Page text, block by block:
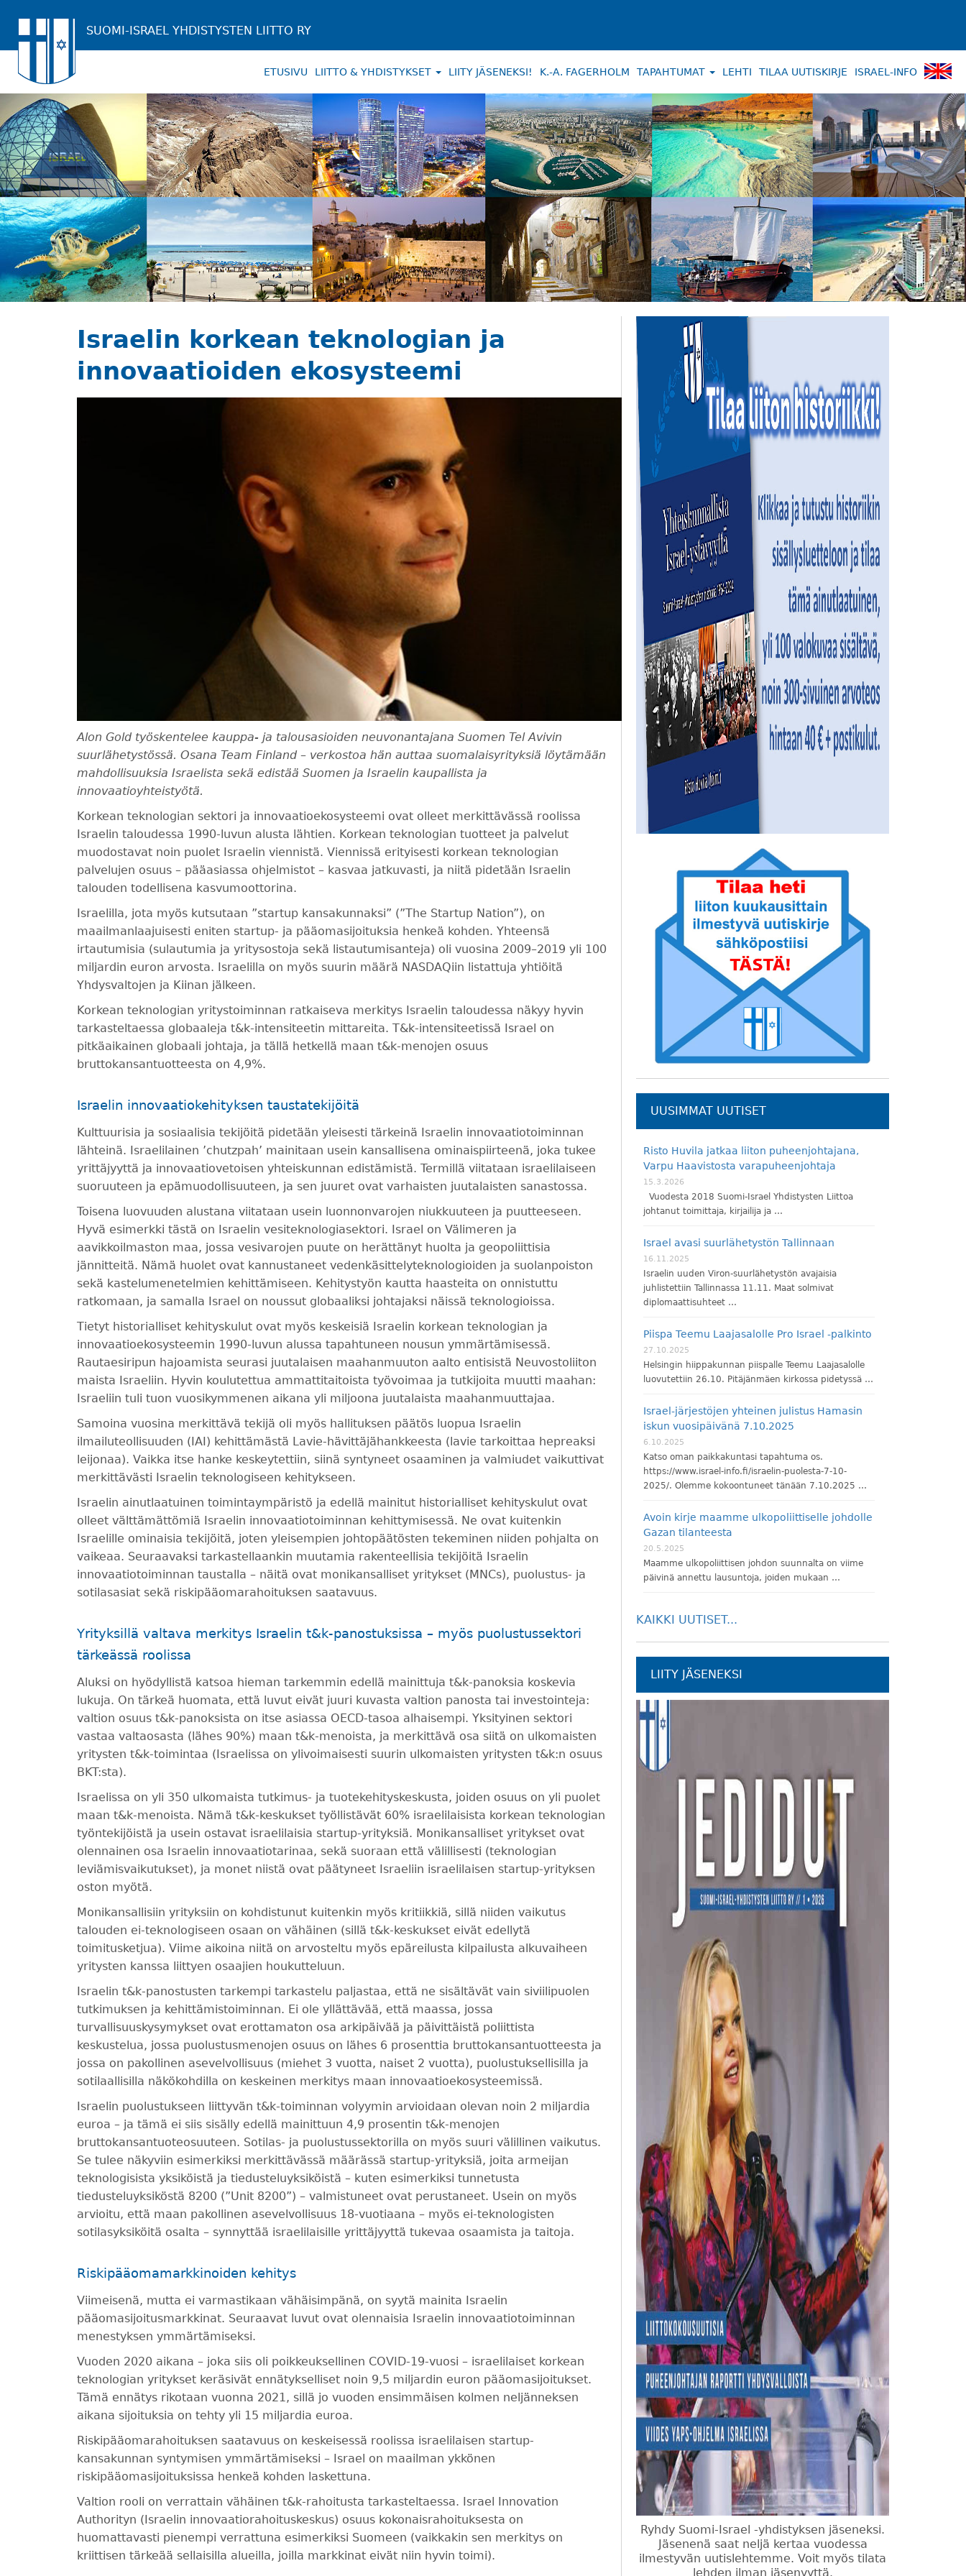
SUOMI-ISRAEL YHDISTYSTEN LIITTO RY
ETUSIVU LIITTO & YHDISTYKSET LIITY JÄSENEKSI! K.-A. FAGERHOLM TAPAHTUMAT LEHTI TILAA UUTISKIRJE ISRAEL-INFO
Israelin korkean teknologian ja
innovaatioiden ekosysteemi
Alon Gold työskentelee kauppa- ja talousasioiden neuvonantajana Suomen Tel Avivin
suurlähetystössä. Osana Team Finland – verkostoa hän auttaa suomalaisyrityksiä löytämään
mahdollisuuksia Israelista sekä edistää Suomen ja Israelin kaupallista ja
innovaatioyhteistyötä.
Korkean teknologian sektori ja innovaatioekosysteemi ovat olleet merkittävässä roolissa
Israelin taloudessa 1990-luvun alusta lähtien. Korkean teknologian tuotteet ja palvelut
muodostavat noin puolet Israelin viennistä. Viennissä erityisesti korkean teknologian
palvelujen osuus – pääasiassa ohjelmistot – kasvaa jatkuvasti, ja niitä pidetään Israelin
talouden todellisena kasvumoottorina.
Israelilla, jota myös kutsutaan ”startup kansakunnaksi” (”The Startup Nation”), on
maailmanlaajuisesti eniten startup- ja pääomasijoituksia henkeä kohden. Yhteensä
irtautumisia (sulautumia ja yritysostoja sekä listautumisanteja) oli vuosina 2009–2019 yli 100
miljardin euron arvosta. Israelilla on myös suurin määrä NASDAQiin listattuja yhtiöitä
Yhdysvaltojen ja Kiinan jälkeen.
Korkean teknologian yritystoiminnan ratkaiseva merkitys Israelin taloudessa näkyy hyvin
tarkasteltaessa globaaleja t&k-intensiteetin mittareita. T&k-intensiteetissä Israel on
pitkäaikainen globaali johtaja, ja tällä hetkellä maan t&k-menojen osuus
bruttokansantuotteesta on 4,9%.
Israelin innovaatiokehityksen taustatekijöitä
Kulttuurisia ja sosiaalisia tekijöitä pidetään yleisesti tärkeinä Israelin innovaatiotoiminnan
lähteinä. Israelilainen ’chutzpah’ mainitaan usein kansallisena ominaispiirteenä, joka tukee
yrittäjyyttä ja innovaatiovetoisen yhteiskunnan edistämistä. Termillä viitataan israelilaiseen
suoruuteen ja epämuodollisuuteen, ja sen juuret ovat varhaisten juutalaisten sanastossa.
Toisena luovuuden alustana viitataan usein luonnonvarojen niukkuuteen ja puutteeseen.
Hyvä esimerkki tästä on Israelin vesiteknologiasektori. Israel on Välimeren ja
aavikkoilmaston maa, jossa vesivarojen puute on herättänyt huolta ja geopoliittisia
jännitteitä. Nämä huolet ovat kannustaneet vedenkäsittelyteknologioiden ja suolanpoiston
sekä kastelumenetelmien kehittämiseen. Kehitystyön kautta haasteita on onnistuttu
ratkomaan, ja samalla Israel on noussut globaaliksi johtajaksi näissä teknologioissa.
Tietyt historialliset kehityskulut ovat myös keskeisiä Israelin korkean teknologian ja
innovaatioekosysteemin 1990-luvun alussa tapahtuneen nousun ymmärtämisessä.
Rautaesiripun hajoamista seurasi juutalaisen maahanmuuton aalto entisistä Neuvostoliiton
maista Israeliin. Hyvin koulutettua ammattitaitoista työvoimaa ja tutkijoita muutti maahan:
Israeliin tuli tuon vuosikymmenen aikana yli miljoona juutalaista maahanmuuttajaa.
Samoina vuosina merkittävä tekijä oli myös hallituksen päätös luopua Israelin
ilmailuteollisuuden (IAI) kehittämästä Lavie-hävittäjähankkeesta (lavie tarkoittaa hepreaksi
leijonaa). Vaikka itse hanke keskeytettiin, siinä syntyneet osaaminen ja valmiudet vaikuttivat
merkittävästi Israelin teknologiseen kehitykseen.
Israelin ainutlaatuinen toimintaympäristö ja edellä mainitut historialliset kehityskulut ovat
olleet välttämättömiä Israelin innovaatiotoiminnan kehittymisessä. Ne ovat kuitenkin
Israelille ominaisia tekijöitä, joten yleisempien johtopäätösten tekeminen niiden pohjalta on
vaikeaa. Seuraavaksi tarkastellaankin muutamia rakenteellisia tekijöitä Israelin
innovaatiotoiminnan taustalla – näitä ovat monikansalliset yritykset (MNCs), puolustus- ja
sotilasasiat sekä riskipääomarahoituksen saatavuus.
Yrityksillä valtava merkitys Israelin t&k-panostuksissa – myös puolustussektori
tärkeässä roolissa
Aluksi on hyödyllistä katsoa hieman tarkemmin edellä mainittuja t&k-panoksia koskevia
lukuja. On tärkeä huomata, että luvut eivät juuri kuvasta valtion panosta tai investointeja:
valtion osuus t&k-panoksista on itse asiassa OECD-tasoa alhaisempi. Yksityinen sektori
vastaa valtaosasta (lähes 90%) maan t&k-menoista, ja merkittävä osa siitä on ulkomaisten
yritysten t&k-toimintaa (Israelissa on ylivoimaisesti suurin ulkomaisten yritysten t&k:n osuus
BKT:sta).
Israelissa on yli 350 ulkomaista tutkimus- ja tuotekehityskeskusta, joiden osuus on yli puolet
maan t&k-menoista. Nämä t&k-keskukset työllistävät 60% israelilaisista korkean teknologian
työntekijöistä ja usein ostavat israelilaisia startup-yrityksiä. Monikansalliset yritykset ovat
olennainen osa Israelin innovaatiotarinaa, sekä suoraan että välillisesti (teknologian
leviämisvaikutukset), ja monet niistä ovat päätyneet Israeliin israelilaisen startup-yrityksen
oston myötä.
Monikansallisiin yrityksiin on kohdistunut kuitenkin myös kritiikkiä, sillä niiden vaikutus
talouden ei-teknologiseen osaan on vähäinen (sillä t&k-keskukset eivät edellytä
toimitusketjua). Viime aikoina niitä on arvosteltu myös epäreilusta kilpailusta alkuvaiheen
yritysten kanssa liittyen osaajien houkutteluun.
Israelin t&k-panostusten tarkempi tarkastelu paljastaa, että ne sisältävät vain siviilipuolen
tutkimuksen ja kehittämistoiminnan. Ei ole yllättävää, että maassa, jossa
turvallisuuskysymykset ovat erottamaton osa arkipäivää ja päivittäistä poliittista
keskustelua, jossa puolustusmenojen osuus on lähes 6 prosenttia bruttokansantuotteesta ja
jossa on pakollinen asevelvollisuus (miehet 3 vuotta, naiset 2 vuotta), puolustuksellisilla ja
sotilaallisilla näkökohdilla on keskeinen merkitys maan innovaatioekosysteemissä.
Israelin puolustukseen liittyvän t&k-toiminnan volyymin arvioidaan olevan noin 2 miljardia
euroa – ja tämä ei siis sisälly edellä mainittuun 4,9 prosentin t&k-menojen
bruttokansantuoteosuuteen. Sotilas- ja puolustussektorilla on myös suuri välillinen vaikutus.
Se tulee näkyviin esimerkiksi merkittävässä määrässä startup-yrityksiä, joita armeijan
teknologisista yksiköistä ja tiedusteluyksiköistä – kuten esimerkiksi tunnetusta
tiedusteluyksiköstä 8200 (”Unit 8200”) – valmistuneet ovat perustaneet. Usein on myös
arvioitu, että maan pakollinen asevelvollisuus 18-vuotiaana – myös ei-teknologisten
sotilasyksiköitä osalta – synnyttää israelilaisille yrittäjyyttä tukevaa osaamista ja taitoja.
Riskipääomamarkkinoiden kehitys
Viimeisenä, mutta ei varmastikaan vähäisimpänä, on syytä mainita Israelin
pääomasijoitusmarkkinat. Seuraavat luvut ovat olennaisia Israelin innovaatiotoiminnan
menestyksen ymmärtämiseksi.
Vuoden 2020 aikana – joka siis oli poikkeuksellinen COVID-19-vuosi – israelilaiset korkean
teknologian yritykset keräsivät ennätykselliset noin 9,5 miljardin euron pääomasijoitukset.
Tämä ennätys rikotaan vuonna 2021, sillä jo vuoden ensimmäisen kolmen neljänneksen
aikana sijoituksia on tehty yli 15 miljardia euroa.
Riskipääomarahoituksen saatavuus on keskeisessä roolissa israelilaisen startup-
kansakunnan syntymisen ymmärtämiseksi – Israel on maailman ykkönen
riskipääomasijoituksissa henkeä kohden laskettuna.
Valtion rooli on verrattain vähäinen t&k-rahoitusta tarkasteltaessa. Israel Innovation
Authorityn (Israelin innovaatiorahoituskeskus) osuus kokonaisrahoituksesta on
huomattavasti pienempi verrattuna esimerkiksi Suomeen (vaikkakin sen merkitys on
kriittisen tärkeää sellaisilla alueilla, joilla markkinat eivät niin hyvin toimi).
UUSIMMAT UUTISET
Risto Huvila jatkaa liiton puheenjohtajana,
Varpu Haavistosta varapuheenjohtaja
15.3.2026
Vuodesta 2018 Suomi-Israel Yhdistysten Liittoa
johtanut toimittaja, kirjailija ja …
Israel avasi suurlähetystön Tallinnaan
16.11.2025
Israelin uuden Viron-suurlähetystön avajaisia
juhlistettiin Tallinnassa 11.11. Maat solmivat
diplomaattisuhteet …
Piispa Teemu Laajasalolle Pro Israel -palkinto
27.10.2025
Helsingin hiippakunnan piispalle Teemu Laajasalolle
luovutettiin 26.10. Pitäjänmäen kirkossa pidetyssä …
Israel-järjestöjen yhteinen julistus Hamasin
iskun vuosipäivänä 7.10.2025
6.10.2025
Katso oman paikkakuntasi tapahtuma os.
https://www.israel-info.fi/israelin-puolesta-7-10-
2025/. Olemme kokoontuneet tänään 7.10.2025 …
Avoin kirje maamme ulkopoliittiselle johdolle
Gazan tilanteesta
20.5.2025
Maamme ulkopoliittisen johdon suunnalta on viime
päivinä annettu lausuntoja, joiden mukaan …
KAIKKI UUTISET...
LIITY JÄSENEKSI
Ryhdy Suomi-Israel -yhdistyksen jäseneksi.
Jäsenenä saat neljä kertaa vuodessa
ilmestyvän uutislehtemme. Voit myös tilata
lehden ilman jäsenyyttä.